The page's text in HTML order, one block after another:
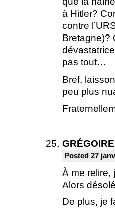
à Hitler?
contre
Bretagne)?
pas tout…
Bref,
peu plus
GRÉGOIRE
Posted 27
À me
Alors
De plus, je